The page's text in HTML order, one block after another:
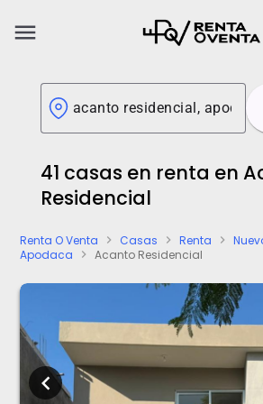
menu
41 casas en renta en
Residencial
Renta O Venta chevron_right Casas chevron_right Renta chevron_right
Apodaca chevron_right Acanto Residencial
chevron_left